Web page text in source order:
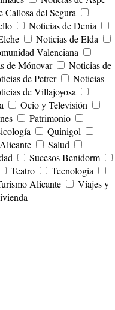
Callosa del Segura
Noticias de Denia
Noticias de Elda
Valenciana
de Mónovar
Noticias de
de Petrer
Noticias
de Villajoyosa
Ocio y Televisión
Patrimonio
Quinigol
Salud
Sucesos Benidorm
Teatro
Tecnología
Alicante
Viajes y